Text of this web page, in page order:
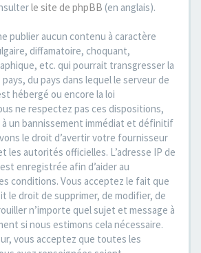
le site de phpBB (en anglais).
publier aucun contenu à caractère
diffamatoire, choquant,
etc. qui pourrait transgresser la
du pays dans lequel le serveur de
hébergé ou encore la loi
ne respectez pas ces dispositions,
un bannissement immédiat et définitif
le droit d’avertir votre fournisseur
les autorités officielles. L’adresse IP de
enregistrée afin d’aider au
conditions. Vous acceptez le fait que
le droit de supprimer, de modifier, de
n’importe quel sujet et message à
si nous estimons cela nécessaire.
vous acceptez que toutes les